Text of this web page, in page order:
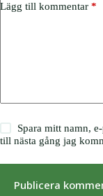
Lägg till kommentar *
Spara mitt namn,
till nästa gång jag
Publicera